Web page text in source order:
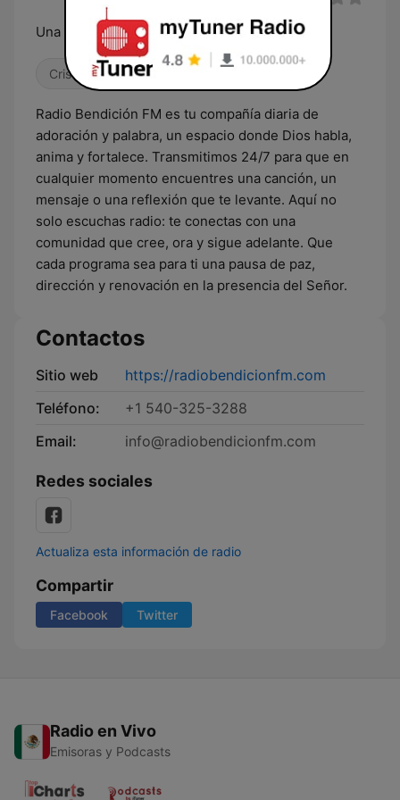
Una Señal Que Te Bendice
Cristiana
Radio Bendición FM es tu compañía diaria de
adoración y palabra, un espacio donde Dios habla,
anima y fortalece. Transmitimos 24/7 para que en
cualquier momento encuentres una canción, un
mensaje o una reflexión que te levante. Aquí no
solo escuchas radio: te conectas con una
comunidad que cree, ora y sigue adelante. Que
cada programa sea para ti una pausa de paz,
dirección y renovación en la presencia del Señor.
Contactos
Sitio web
https://radiobendicionfm.com
Teléfono:
+1 540-325-3288
Email:
info@radiobendicionfm.com
Redes sociales
Actualiza esta información de radio
Compartir
Facebook Twitter
Radio en Vivo
Emisoras y Podcasts